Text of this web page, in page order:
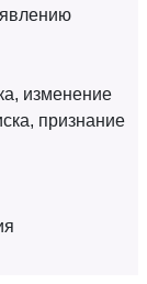
изменение
признание